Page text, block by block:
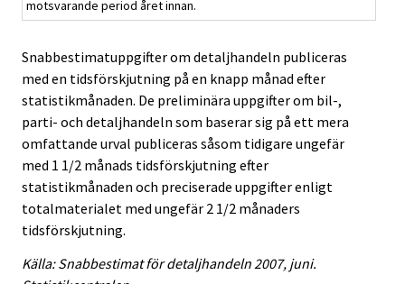
motsvarande period året innan.
Snabbestimatuppgifter om detaljhandeln publiceras
med en tidsförskjutning på en knapp månad efter
statistikmånaden. De preliminära uppgifter om bil-,
parti- och detaljhandeln som baserar sig på ett mera
omfattande urval publiceras såsom tidigare ungefär
med 1 1/2 månads tidsförskjutning efter
statistikmånaden och preciserade uppgifter enligt
totalmaterialet med ungefär 2 1/2 månaders
tidsförskjutning.
Källa: Snabbestimat för detaljhandeln 2007, juni.